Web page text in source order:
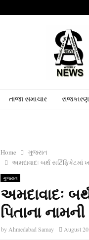
તાજા સમાચાર રાજકારણ
Home
ગુજરાત
અમદાવાદઃ બર્થ
ગુજરાત
અમદાવાદઃ
પિતાના
by Ahmedabad Samay August